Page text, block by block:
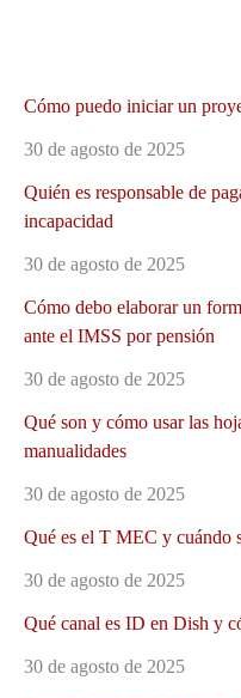
Cómo puedo iniciar un
30 de agosto de 2025
Quién es responsable de
incapacidad
30 de agosto de 2025
Cómo debo elaborar un
ante el IMSS por pensión
30 de agosto de 2025
Qué son y cómo usar las
manualidades
30 de agosto de 2025
Qué es el T MEC y cuándo
30 de agosto de 2025
Qué canal es ID en Dish y
30 de agosto de 2025